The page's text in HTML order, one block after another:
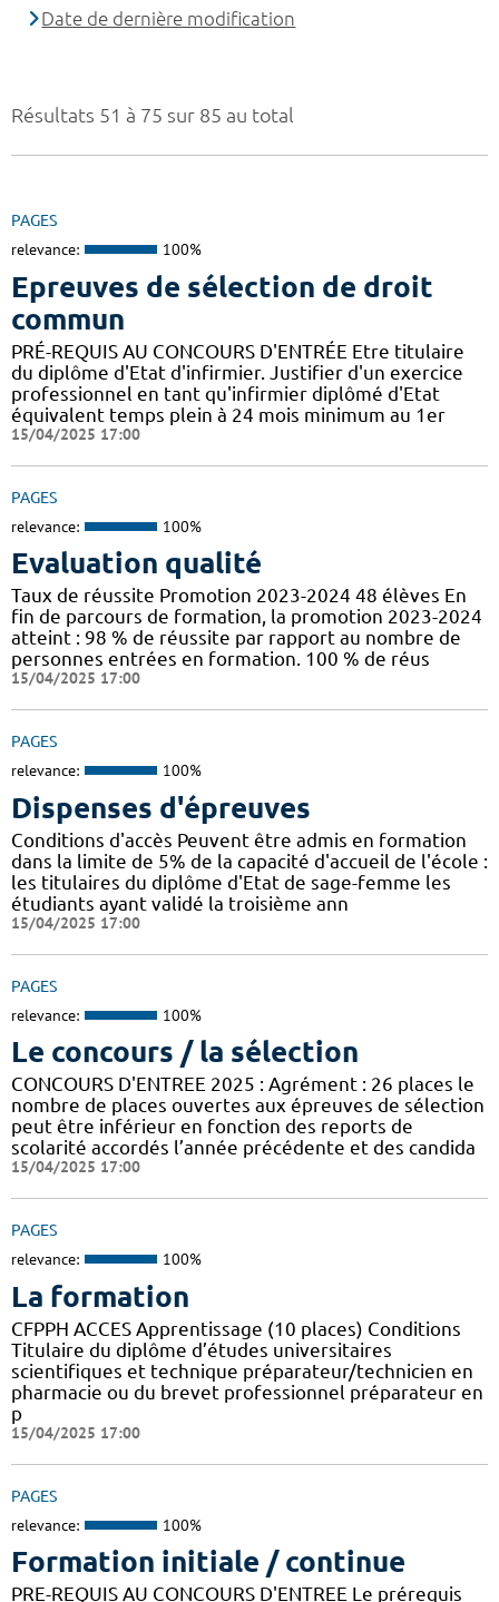
Résultats 51 à 75 sur 85 au total
PAGES
relevance: 100%
Epreuves de sélection de droit
commun
PRÉ-REQUIS AU CONCOURS D'ENTRÉE Etre titulaire
du diplôme d'Etat d'infirmier. Justifier d'un exercice
professionnel en tant qu'infirmier diplômé d'Etat
équivalent temps plein à 24 mois minimum au 1er
15/04/2025 17:00
PAGES
relevance: 100%
Evaluation qualité
Taux de réussite Promotion 2023-2024 48 élèves En
fin de parcours de formation, la promotion 2023-2024
atteint : 98 % de réussite par rapport au nombre de
personnes entrées en formation. 100 % de réus
15/04/2025 17:00
PAGES
relevance: 100%
Dispenses d'épreuves
Conditions d'accès Peuvent être admis en formation
dans la limite de 5% de la capacité d'accueil de l'école :
les titulaires du diplôme d'Etat de sage-femme les
étudiants ayant validé la troisième ann
15/04/2025 17:00
PAGES
relevance: 100%
Le concours / la sélection
CONCOURS D'ENTREE 2025 : Agrément : 26 places le
nombre de places ouvertes aux épreuves de sélection
peut être inférieur en fonction des reports de
scolarité accordés l’année précédente et des candida
15/04/2025 17:00
PAGES
relevance: 100%
La formation
CFPPH ACCES Apprentissage (10 places) Conditions
Titulaire du diplôme d’études universitaires
scientifiques et technique préparateur/technicien en
pharmacie ou du brevet professionnel préparateur en
p
15/04/2025 17:00
PAGES
relevance: 100%
Formation initiale / continue
PRE-REQUIS AU CONCOURS D'ENTREE Le prérequis
Date de dernière modification